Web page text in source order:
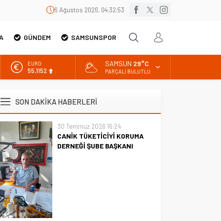
6 Ağustos 2026, 04:32:54
GÜNDEM SAMSUNSPOR
EURO
55,1152
BİST
13.703,13
DOLAR
47,5844
SAMSUN 29°C
PARÇALI BULUTLU
SON DAKİKA HABERLERİ
30 Temmuz 2026 16:24
CANİK TÜKETİCİYİ KORUMA
DERNEĞİ ŞUBE BAŞKANI